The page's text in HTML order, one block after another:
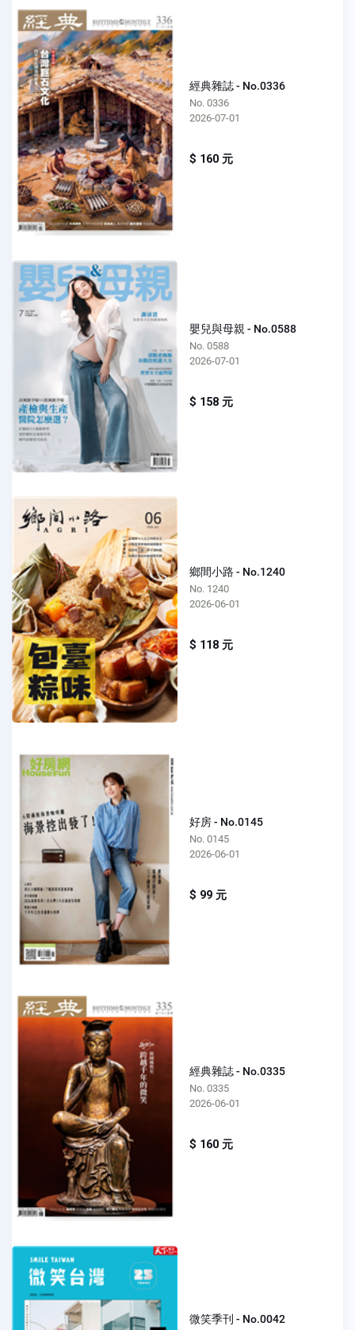
經典雜誌 - No.0336
No. 0336
2026-07-01
$ 160 元
嬰兒與母親 - No.0588
No. 0588
2026-07-01
$ 158 元
鄉間小路 - No.1240
No. 1240
2026-06-01
$ 118 元
好房 - No.0145
No. 0145
2026-06-01
$ 99 元
經典雜誌 - No.0335
No. 0335
2026-06-01
$ 160 元
微笑季刊 - No.0042